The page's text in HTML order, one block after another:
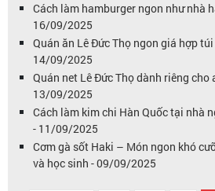
Cách làm hamburger ngon như nhà
16/09/2025
Quán ăn Lê Đức Thọ ngon giá hợp
14/09/2025
Quán net Lê Đức Thọ dành riêng cho
13/09/2025
Cách làm kim chi Hàn Quốc tại nhà
- 11/09/2025
Cơm gà sốt Haki – Món ngon khó
và học sinh - 09/09/2025